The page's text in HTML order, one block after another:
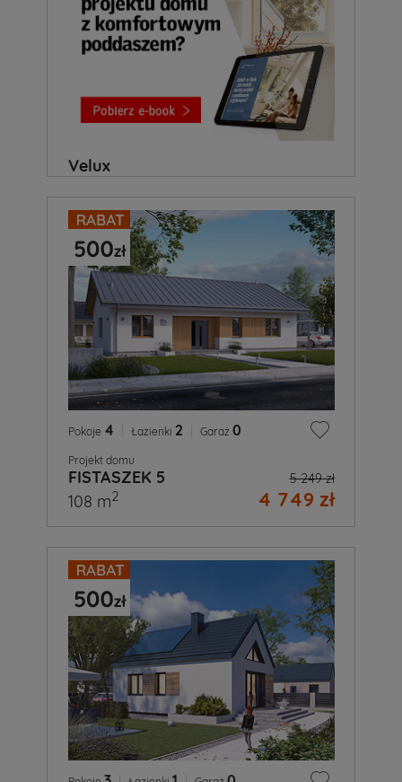
Velux
Pokoje 4 Łazienki 2 Garaż 0
Projekt domu
FISTASZEK 5 5 249 zł
4 749 zł
108 m2